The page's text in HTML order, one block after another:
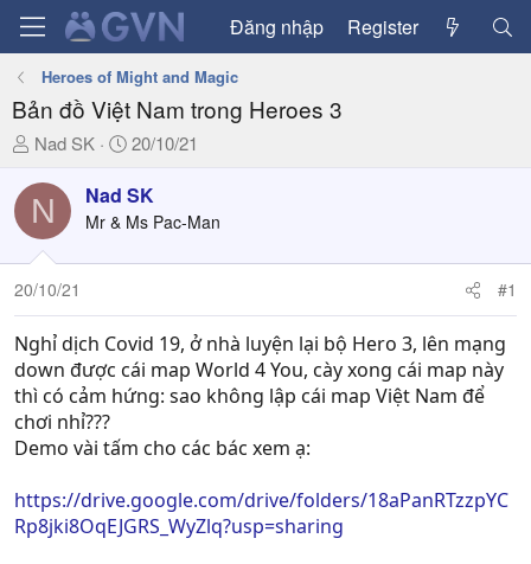
Đăng nhập Register
Heroes of Might and Magic
Bản đồ Việt Nam trong Heroes 3
T
r
e
a
d
s
t
a
r
t
e
r
Nad SK
N
à
y
ử
20/10/21
N Nad SK
Mr & Ms Pac-Man
20/10/21 #1
Nghỉ dịch Covid 19, ở nhà luyện lại bộ Hero 3, lên mạng
down được cái map World 4 You, cày xong cái map này
thì có cảm hứng: sao không lập cái map Việt Nam để
chơi nhỉ???
Demo vài tấm cho các bác xem ạ:
https://drive.google.com/drive/folders/18aPanRTzzpYC
Rp8jki8OqEJGRS_WyZlq?usp=sharing